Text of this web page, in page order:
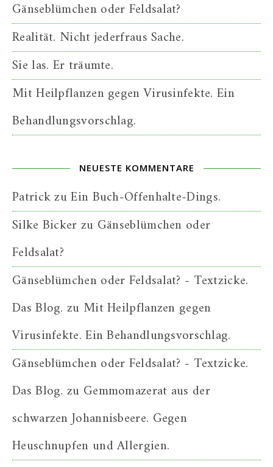
Gänseblümchen oder Feldsalat?
Realität. Nicht jederfraus Sache.
Sie las. Er träumte.
Mit Heilpflanzen gegen Virusinfekte. Ein
Behandlungsvorschlag.
NEUESTE KOMMENTARE
PatrickzuEin Buch-Offenhalte-Dings.
Silke Bickerzu Gänseblümchen oder
Feldsalat?
Gänseblümchen oder Feldsalat? - Textzicke.
Das Blog. zu Mit Heilpflanzen gegen
Virusinfekte. Ein Behandlungsvorschlag.
Gänseblümchen oder Feldsalat? - Textzicke.
Das Blog. zu Gemmomazerat aus der
schwarzen Johannisbeere. Gegen
Heuschnupfen und Allergien.